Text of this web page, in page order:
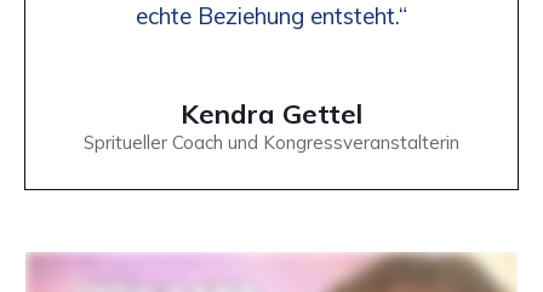
echte Beziehung entsteht.“
Kendra Gettel
Spritueller Coach und Kongressveranstalterin